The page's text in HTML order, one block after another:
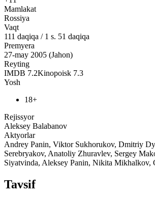
Mamlakat
Rossiya
Vaqt
111 daqiqa / 1 s. 51 daqiqa
Premyera
27-may 2005 (Jahon)
Reyting
IMDB 7.2Kinopoisk 7.3
Yosh
18+
Rejissyor
Aleksey Balabanov
Aktyorlar
Andrey Panin, Viktor Sukhorukov, Dmitriy
Serebryakov, Anatoliy Zhuravlev, Sergey
Siyatvinda, Aleksey Panin, Nikita Mikhalkov,
Tavsif